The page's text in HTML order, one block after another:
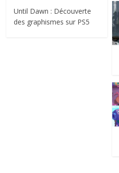
Until Dawn : Découverte
des graphismes sur PS5